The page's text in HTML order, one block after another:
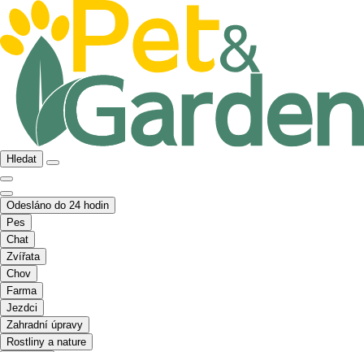
Hledat
Odesláno do 24 hodin
Pes
Chat
Zvířata
Chov
Farma
Jezdci
Zahradní úpravy
Rostliny a nature